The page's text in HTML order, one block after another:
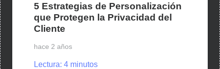
5 Estrategias de Personalización
que Protegen la Privacidad del
Cliente
hace 2 años
Lectura: 4 minutos